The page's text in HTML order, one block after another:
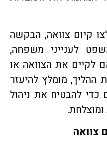
קיום צוואה, הבקשה
לענייני משפחה,
לקיים את הצוואה או
ההליך, מומלץ להיעזר
להבטיח את ניהול
צוואה